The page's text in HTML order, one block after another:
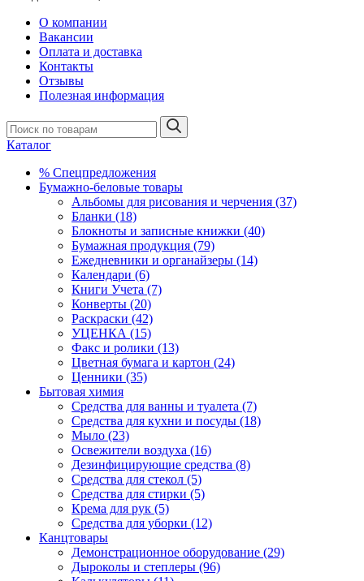
О компании
Вакансии
Оплата и доставка
Контакты
Отзывы
Полезная информация
Каталог
% Спецпредложения
Бумажно-беловые товары
Альбомы для рисования и черчения (37)
Бланки (18)
Блокноты и записные книжки (40)
Бумажная продукция (79)
Ежедневники и органайзеры (14)
Календари (6)
Книги Учета (7)
Конверты (20)
Раскраски (42)
УЦЕНКА (15)
Факс и ролики (13)
Цветная бумага и картон (24)
Ценники (35)
Бытовая химия
Средства для ванны и туалета (7)
Средства для кухни и посуды (18)
Мыло (23)
Освежители воздуха (16)
Дезинфицирующие средства (8)
Средства для стекол (5)
Средства для стирки (5)
Крема для рук (5)
Средства для уборки (12)
Канцтовары
Демонстрационное оборудование (29)
Дыроколы и степлеры (96)